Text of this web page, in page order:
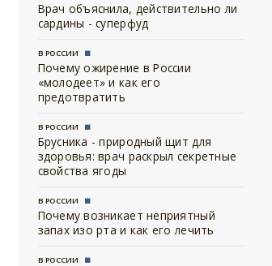
Врач объяснила, действительно ли
сардины - суперфуд
В РОССИИ
Почему ожирение в России
«молодеет» и как его
предотвратить
В РОССИИ
Брусника - природный щит для
здоровья: врач раскрыл секретные
свойства ягоды
В РОССИИ
Почему возникает неприятный
запах изо рта и как его лечить
В РОССИИ